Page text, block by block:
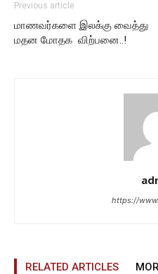
Previous article
மாணவர்களை இலக்கு வைத்து
மதன மோதக விற்பனை..!
https://
RELATED ARTICLES